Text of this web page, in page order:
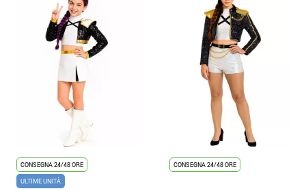
CONSEGNA 24/48 ORE
ULTIME UNITÀ
CONSEGNA 24/48 ORE